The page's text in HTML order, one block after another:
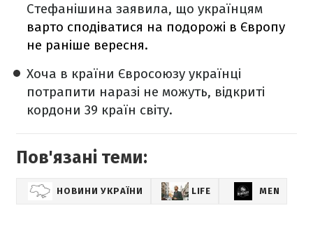
Стефанішина заявила, що українцям
варто сподіватися на подорожі в Європу
не раніше вересня.
Хоча в країни Євросоюзу українці
потрапити наразі не можуть, відкриті
кордони 39 країн світу.
Пов'язані теми:
НОВИНИ УКРАЇНИ LIFE MEN